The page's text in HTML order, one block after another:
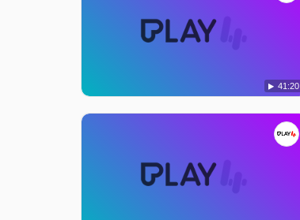
41:20